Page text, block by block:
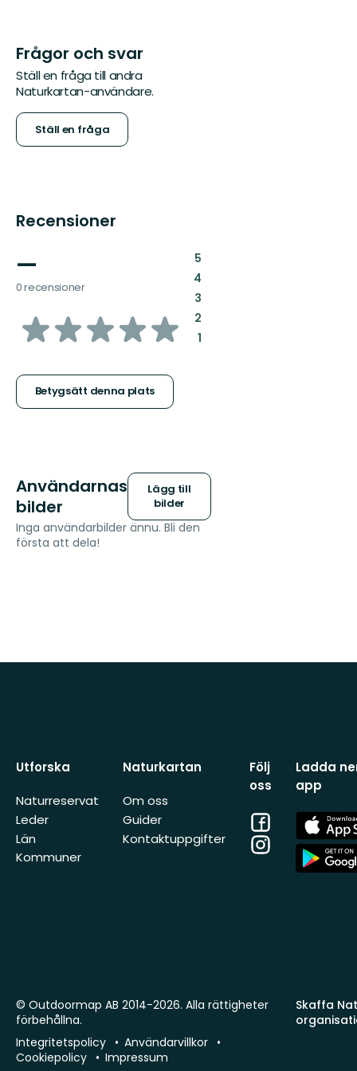
Frågor och svar
Ställ en fråga till andra
Naturkartan-användare.
Ställ en fråga
Recensioner
—
0 recensioner
av
stjärnor
Betygsätt denna plats
5:
4:
3:
2:
1:
Användarnas
bilder
Lägg till
bilder
Inga användarbilder ännu. Bli den
första att dela!
Utforska
Naturreservat
Leder
Län
Kommuner
Naturkartan
Om oss
Guider
Kontaktuppgifter
Följ
oss
Facebook
Instagram
Ladda
app
App
Store
App
Store
Skaffa
© Outdoormap AB 2014-2026. Alla rättigheter
förbehållna.
Integritetspolicy
Användarvillkor
Cookiepolicy
Impressum